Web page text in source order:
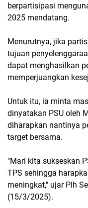
berpartisipasi
2025 mendatang.
Menurutnya, jika
tujuan
dapat menghasilkan
memperjuangkan
Untuk itu, ia minta
dinyatakan PSU oleh
diharapkan nantinya
target bersama.
"Mari kita sukseskan
TPS sehingga
meningkat," ujar Plh
(15/3/2025).